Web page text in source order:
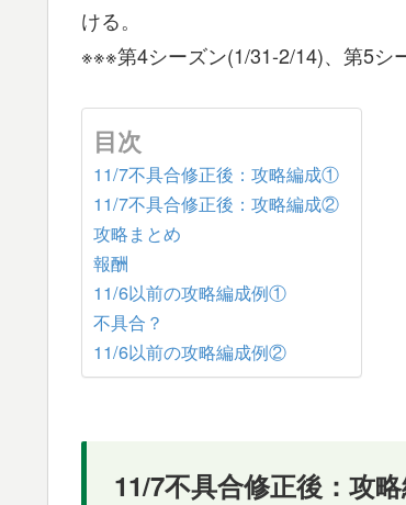
ける。
※※※第4シーズン(1/31-2/14)、第5シ
目次
11/7不具合修正後：攻略編成①
11/7不具合修正後：攻略編成②
攻略まとめ
報酬
11/6以前の攻略編成例①
不具合？
11/6以前の攻略編成例②
11/7不具合修正後：攻